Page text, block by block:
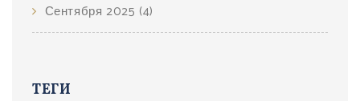
Сентября 2025 (4)
ТЕГИ